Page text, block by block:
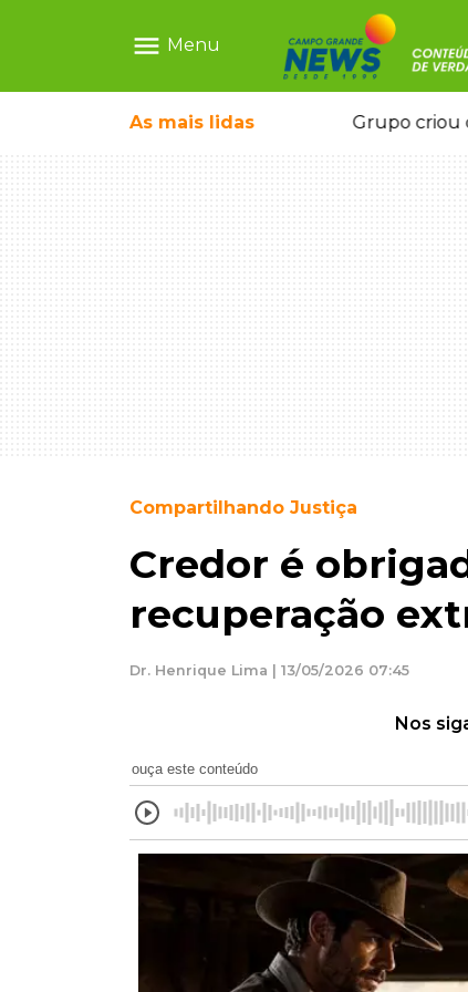
menu Menu
As mais lidas
deixou 4 mortos e 8 feridos Grupo criou
Compartilhando Justiça
Credor é
recuperação
Dr. Henrique Lima | 13/05/2026 07:45
Nos
ouça este conteúdo